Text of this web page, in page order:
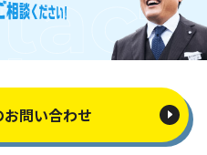
お問い合わせ